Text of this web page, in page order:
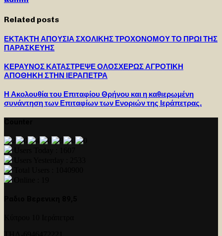
Related posts
ΕΚΤΑΚΤΗ ΑΠΟΥΣΙΑ ΣΧΟΛΙΚΗΣ ΤΡΟΧΟΝΟΜΟΥ ΤΟ ΠΡΩΙ ΤΗΣ
ΠΑΡΑΣΚΕΥΗΣ
ΚΕΡΑΥΝΟΣ ΚΑΤΑΣΤΡΕΨΕ ΟΛΟΣΧΕΡΩΣ ΑΓΡΟΤΙΚΗ
ΑΠΟΘΗΚΗ ΣΤΗΝ ΙΕΡΑΠΕΤΡΑ
Η Ακολουθία του Επιταφίου Θρήνου και η καθιερωμένη
συνάντηση των Επιταφίων των Ενοριών της Ιεράπετρας.